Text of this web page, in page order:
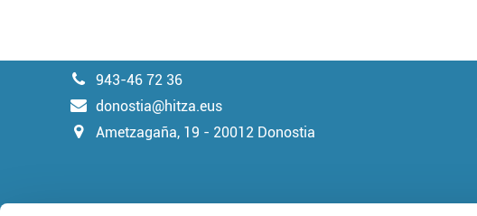
943-46 72 36
donostia@hitza.eus
Ametzagaña, 19 - 20012 Donostia